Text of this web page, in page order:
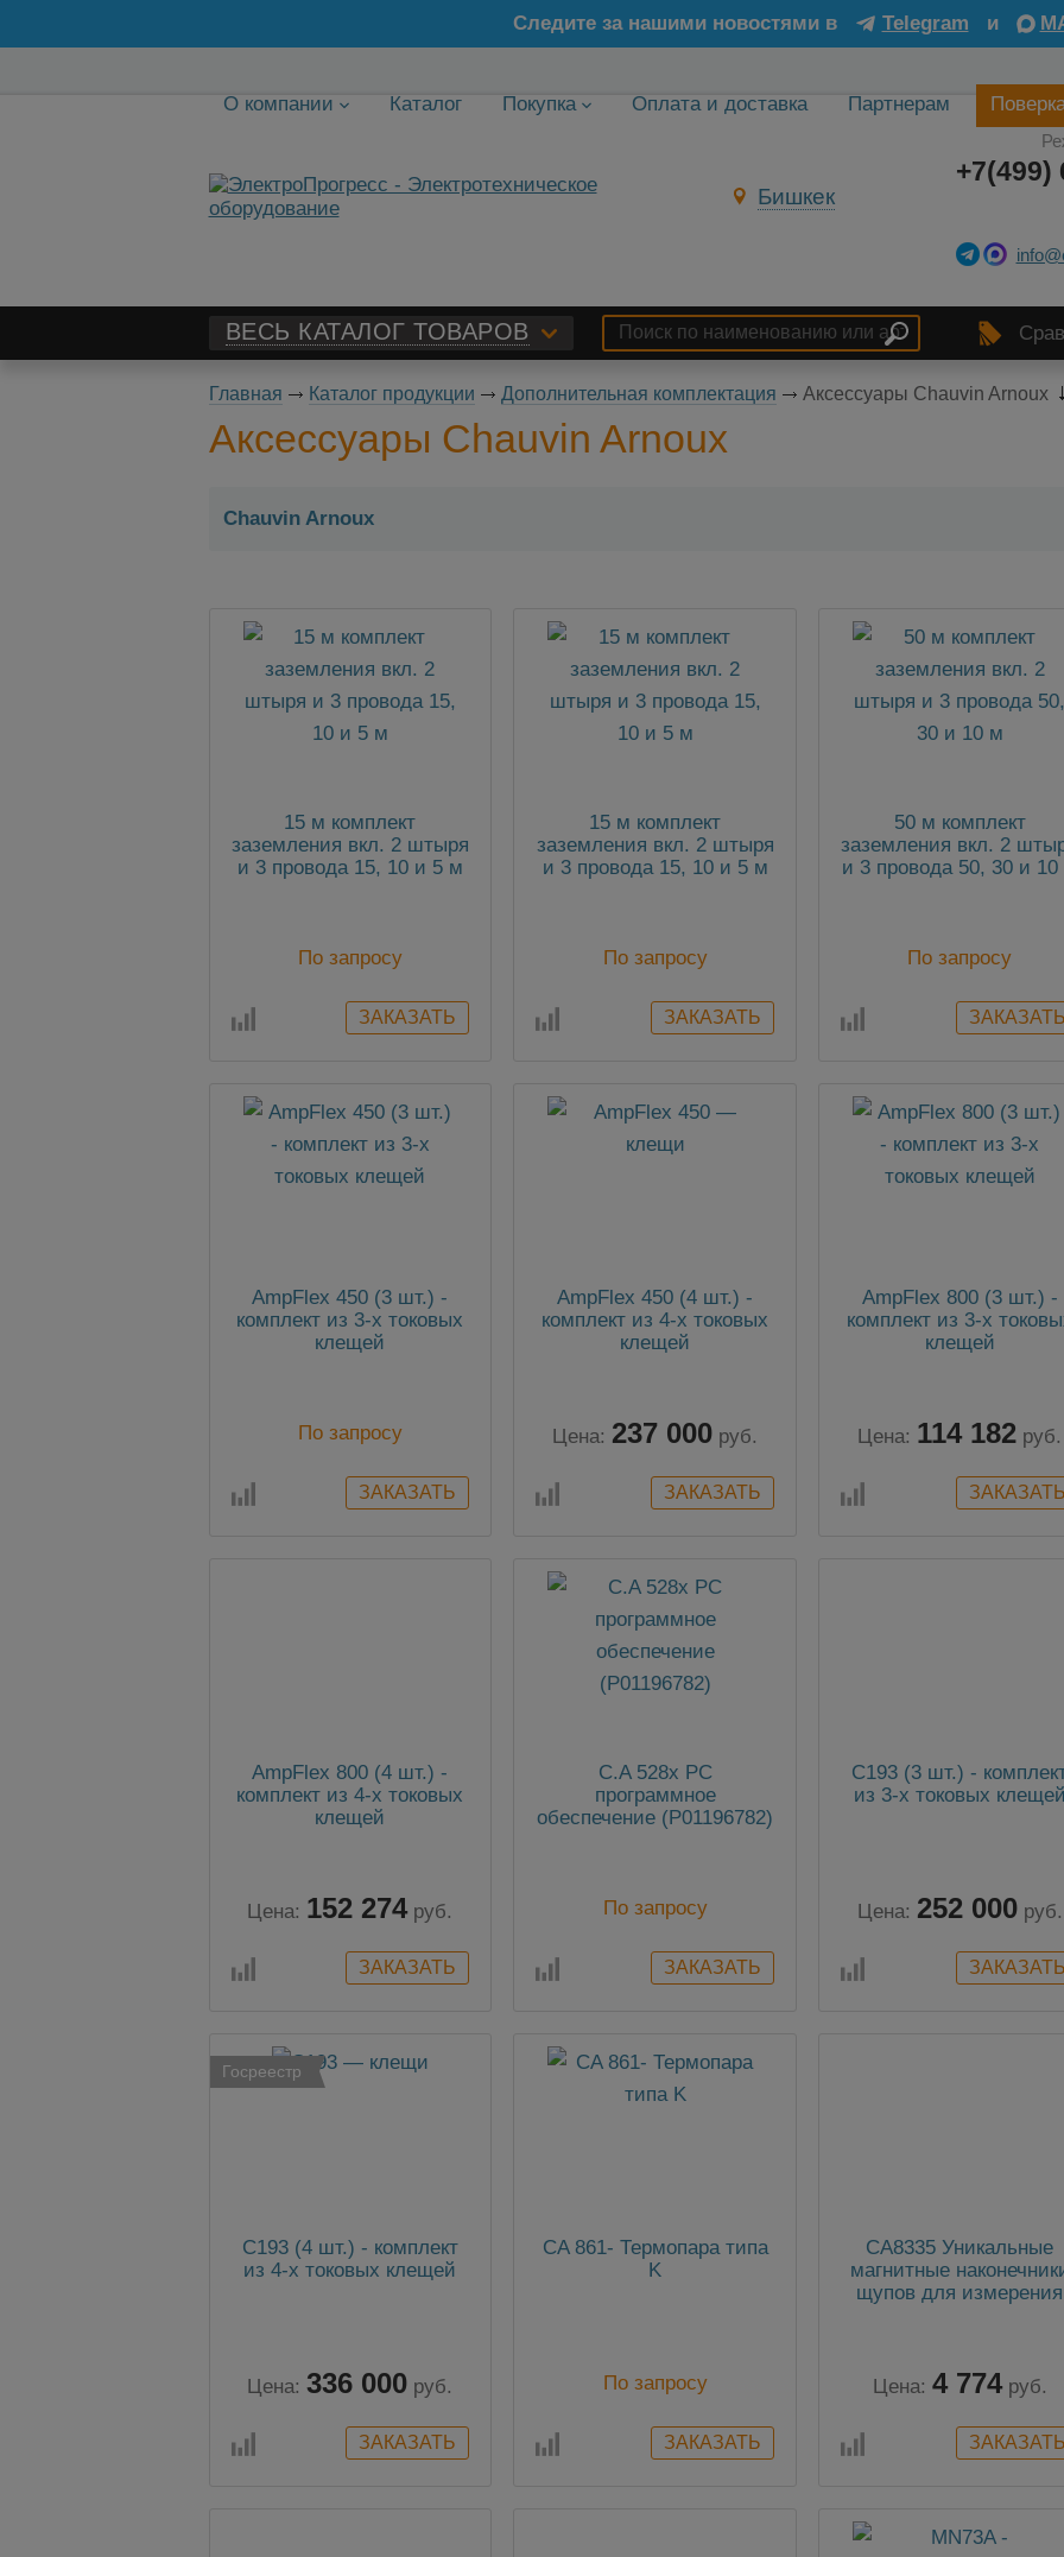
Следите за нашими новостями в Telegram и
О компании Каталог Покупка Оплата и доставка Партнерам
Бишкек
+7(499)
ВЕСЬ КАТАЛОГ ТОВАРОВ
Главная Каталог продукции Дополнительная комплектация Аксессуары Chauvin Arnoux
Аксессуары Chauvin Arnoux
Chauvin Arnoux
15 м комплект
заземления вкл. 2 штыря
и 3 провода 15, 10 и 5 м
По запросу
15 м комплект
заземления вкл. 2 штыря
и 3 провода 15, 10 и 5 м
По запросу
50 м комплект
заземления вкл. 2
и 3 провода 50, 30 и
По запросу
AmpFlex 450 (3 шт.) -
комплект из 3-х токовых
клещей
По запросу
AmpFlex 450 (4 шт.) -
комплект из 4-х токовых
клещей
Цена: 237 000 руб.
AmpFlex 800 (3 шт.) -
комплект из 3-х
клещей
Цена: 114 182 руб.
AmpFlex 800 (4 шт.) -
комплект из 4-х токовых
клещей
Цена: 152 274 руб.
C.A 528x PC
программное
обеспечение (P01196782)
По запросу
C193 (3 шт.) -
из 3-х токовых
Цена: 252 000 руб.
Госреестр
C193 (4 шт.) - комплект
из 4-х токовых клещей
Цена: 336 000 руб.
CA 861- Термопара типа
K
По запросу
CA8335 Уникальные
магнитные
щупов для измерения
Цена: 4 774 руб.